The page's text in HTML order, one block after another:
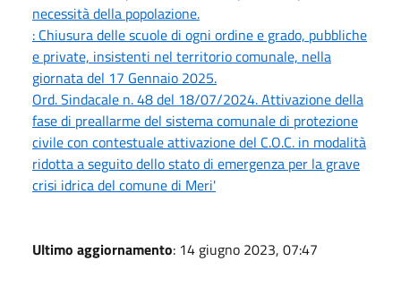
necessità della popolazione.
: Chiusura delle scuole di ogni ordine e grado, pubbliche
e private, insistenti nel territorio comunale, nella
giornata del 17 Gennaio 2025.
Ord. Sindacale n. 48 del 18/07/2024. Attivazione della
fase di preallarme del sistema comunale di protezione
civile con contestuale attivazione del C.O.C. in modalità
ridotta a seguito dello stato di emergenza per la grave
crisi idrica del comune di Meri'
Ultimo aggiornamento: 14 giugno 2023, 07:47